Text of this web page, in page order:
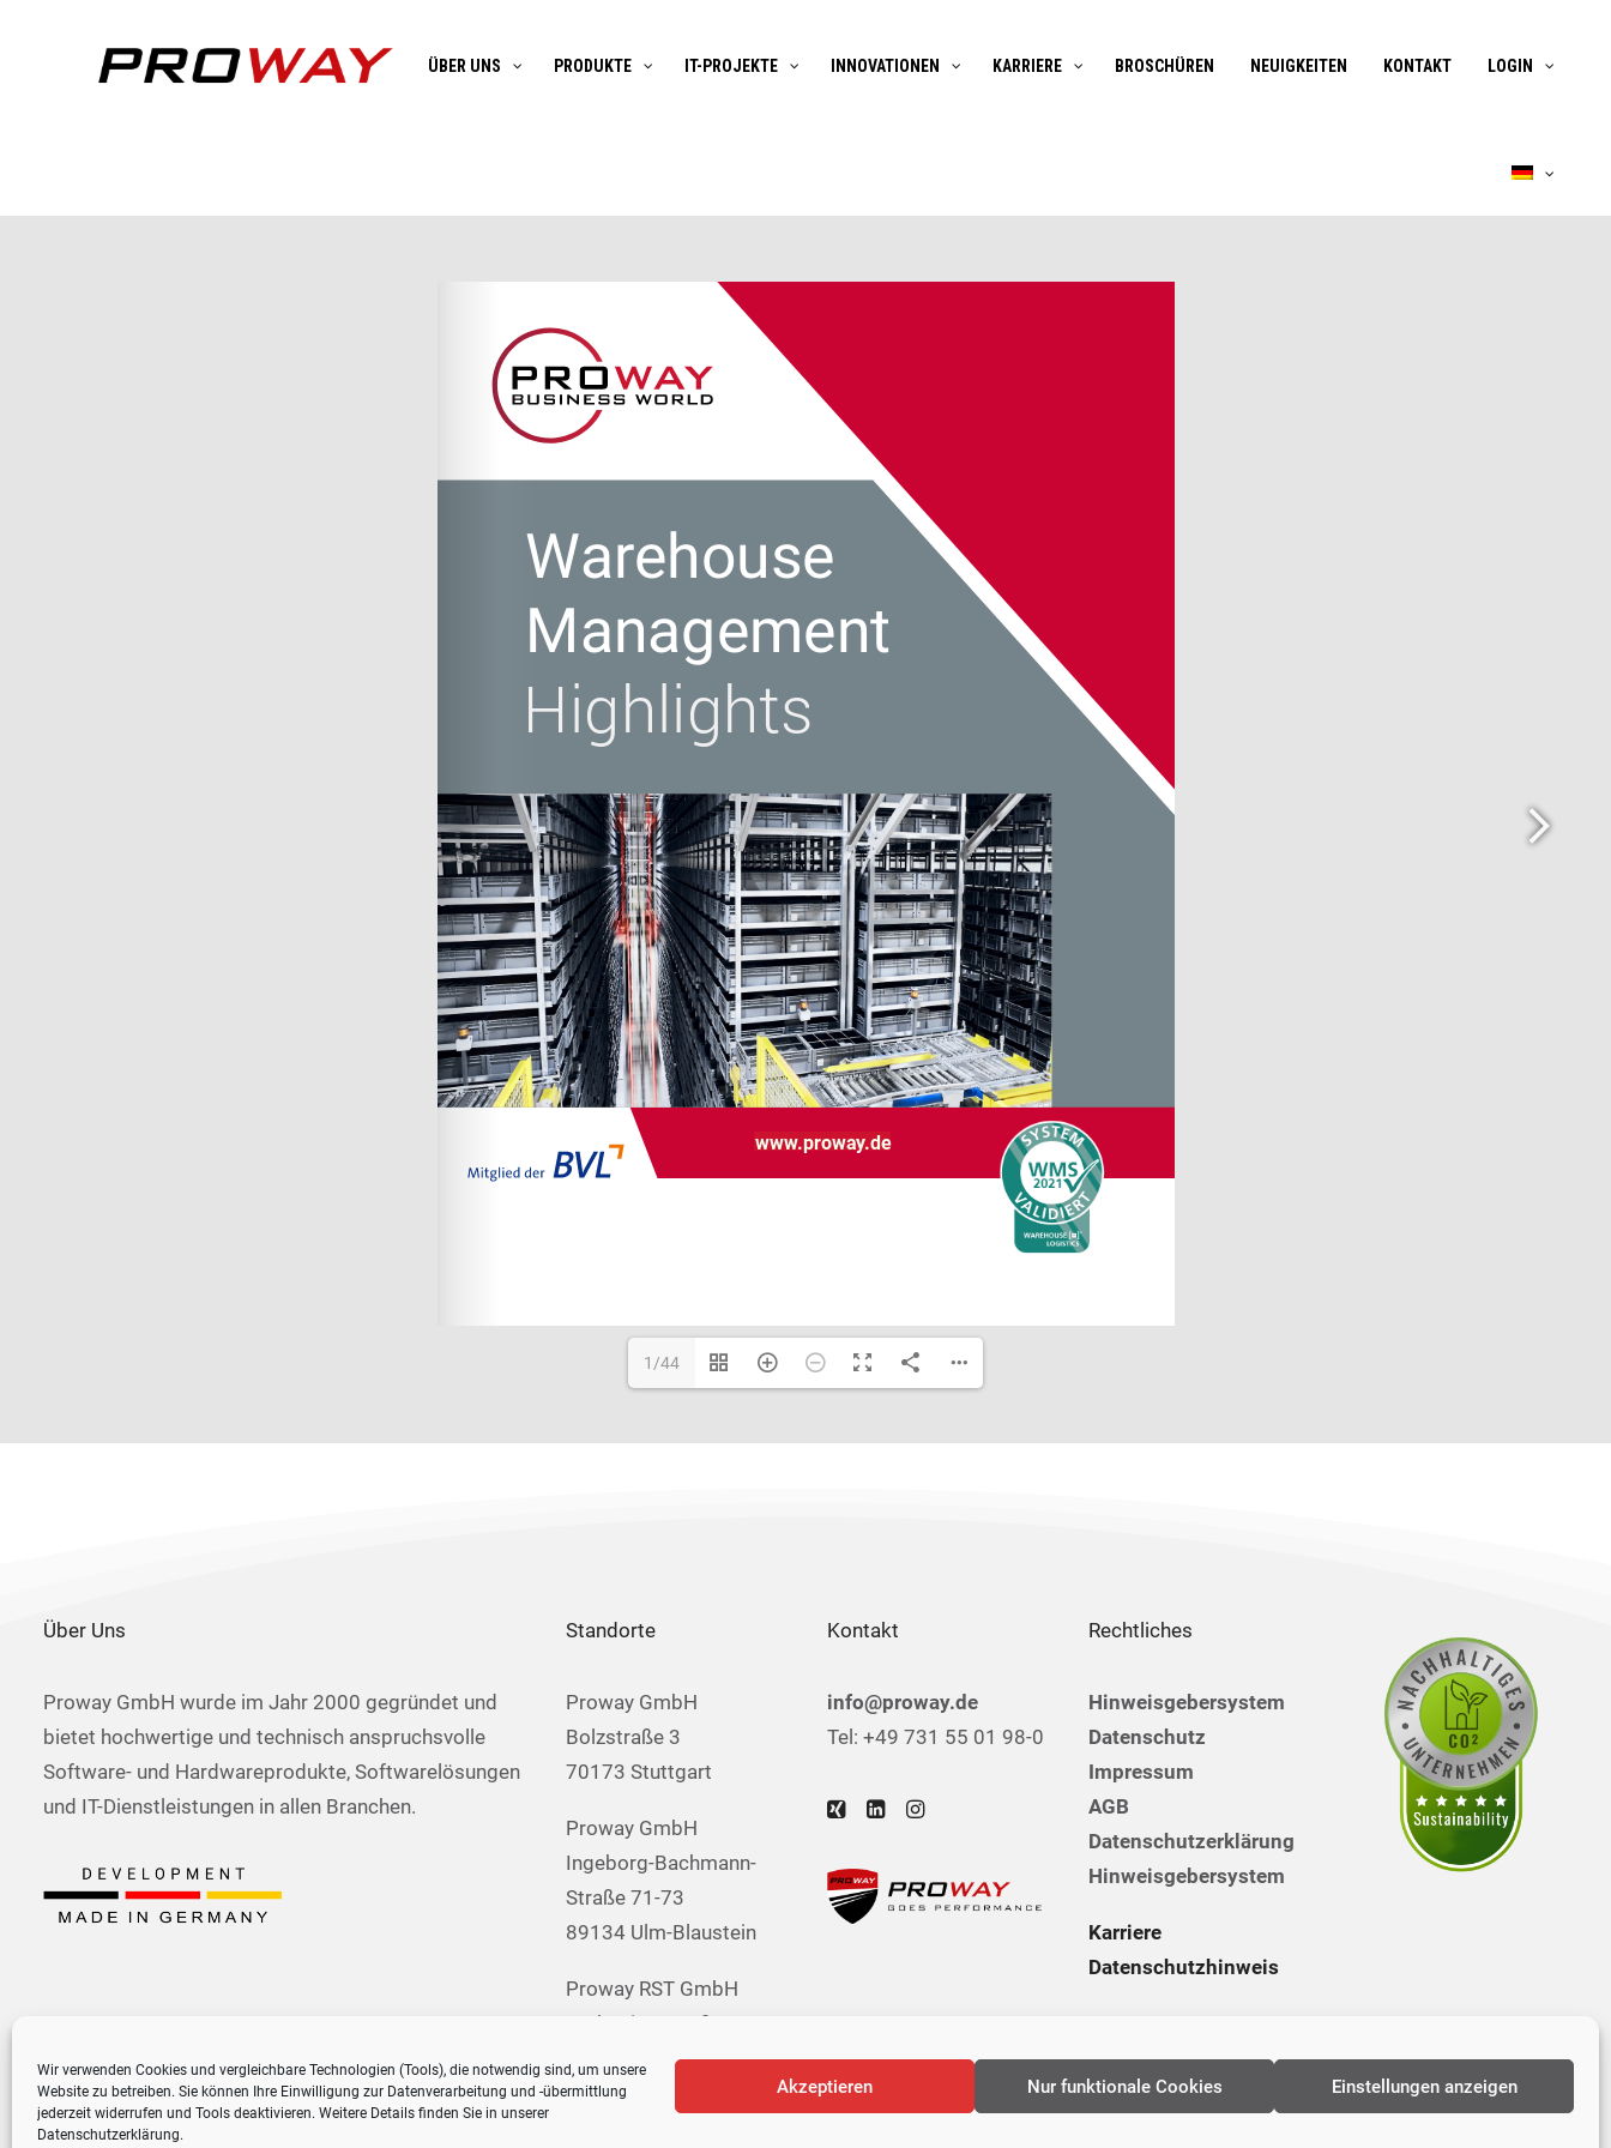
Wir verwenden Cookies und vergleichbare Technologien (Tools), die notwendig sind, um unsere
Website zu betreiben. Sie können Ihre Einwilligung zur Datenverarbeitung und -übermittlung
jederzeit widerrufen und Tools deaktivieren. Weitere Details finden Sie in unserer
Datenschutzerklärung.
Akzeptieren Nur funktionale Cookies Einstellungen anzeigen
ÜBER UNS PRODUKTE IT-PROJEKTE INNOVATIONEN KARRIERE BROSCHÜREN NEUIGKEITEN KONTAKT LOGIN
www.proway.de
1/44
Über Uns
Proway GmbH wurde im Jahr 2000 gegründet und
bietet hochwertige und technisch anspruchsvolle
Software- und Hardwareprodukte, Softwarelösungen
und IT-Dienstleistungen in allen Branchen.
Standorte
Proway GmbH
Bolzstraße 3
70173 Stuttgart
Proway GmbH
Ingeborg-Bachmann-
Straße 71-73
89134 Ulm-Blaustein
Proway RST GmbH
Carl-Zeiss-Straße 51
85521 München-
Hohenbrunn
Kontakt
info@proway.de
Tel: +49 731 55 01 98-0
Rechtliches
Hinweisgebersystem
Datenschutz
Impressum
AGB
Datenschutzerklärung
Hinweisgebersystem
Karriere
Datenschutzhinweis